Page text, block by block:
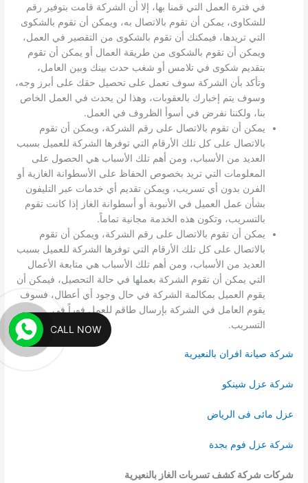
في فترة العمل التي قمنا بها، إلا أن الشركة قامت بتوفير رقم
للشكاوى، يمكن أن تقوم بالاتصال به، ويمكن أن تقوم بالشكوى
التي تريدها، فيمكنك أن تقوم بالشكوى من التقصير في العمل،
ويمكن أن تقوم بالشكوى من طريقة العمال أو يمكن أن تقوم
بتقديم شكوى في تلامس أو شغب حدث بينك وبين العامل،
وتأكد بأن الشركة سوف تعمل على تحصيل حقك على أبرز وجه،
وسوف يتم إخبارك بالعقوبات، وهذا لن يحدث في العمل الخاص
بنا، ولكننا نفرض في أسوأ الظروف في العمل.
يمكن أن تقوم بالاتصال على رقم الشركة، ويمكن أن تقوم
بالاتصال على كل تلك الأرقام التي توفرها الشركة للعميل بسبب
العديد من الأسباب، ومن أهم تلك الأسباب هي الحصول على
المعلومات التي تريد بخصوص الحفاظ على الأسطوانة الغازية أو
الفرن بدون أي تسريب، ويمكن تقديم أي خدمات عبر التليفون
بشأن عمل العميل في الأنبوبة أو أسطوانة الغاز إذا كانت تقوم
بالتسريب، وتكون هذه الخدمة مجانية تماماً.
يمكن أن تقوم بالاتصال على رقم الشركة، ويمكن أن تقوم
بالاتصال على كل تلك الأرقام التي توفرها الشركة للعميل بسبب
العديد من الأسباب، ومن أهم تلك الأسباب هي متابعة الأعمال
التي يمكن أن تقوم الشركة بعملها في حالة التحصيل، فيمكن أن
يقوم العميل بمكالمة الشركة في حال وجود أي أعطال، فسوف
يقوم العامل في الشركة بإرسال طاقم للعمل فوراً في
التسريب.
شركة صيانة افران بالنعيرية
شركة عزل شينكو
عزل مائى فى الرياض
شركة عزل فوم بجدة
شركات شركة كشف تسربات الغاز بالنعيرية
CALL NOW